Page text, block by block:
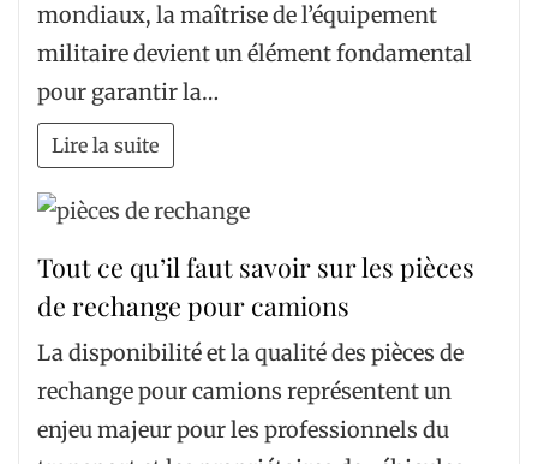
mondiaux, la maîtrise de l’équipement
militaire devient un élément fondamental
pour garantir la…
Lire la suite
Tout ce qu’il faut savoir sur les pièces
de rechange pour camions
La disponibilité et la qualité des pièces de
rechange pour camions représentent un
enjeu majeur pour les professionnels du